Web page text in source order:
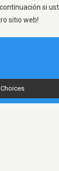
si
sitio web!